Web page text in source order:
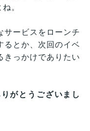
。
サービスをローンチ
るとか、次回のイベ
きっかけでありたい
がとうございまし